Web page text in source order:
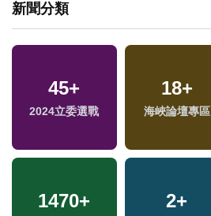
新聞分類
45+
2024立委選戰
18+
海峽論壇專區
1470+ 2+